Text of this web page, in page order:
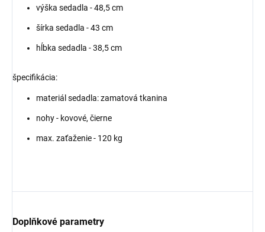
výška sedadla - 48,5 cm
šírka sedadla - 43 cm
hĺbka sedadla - 38,5 cm
špecifikácia:
materiál sedadla: zamatová tkanina
nohy - kovové, čierne
max. zaťaženie - 120 kg
Doplňkové parametry